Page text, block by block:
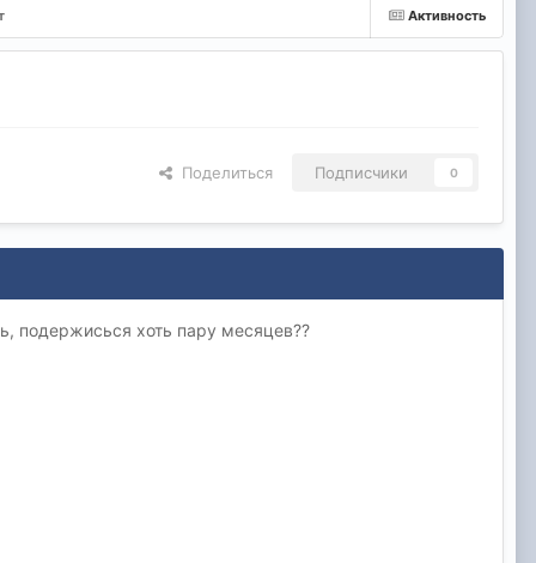
Активность
Поделиться Подписчики 0
подержисься хоть пару месяцев??